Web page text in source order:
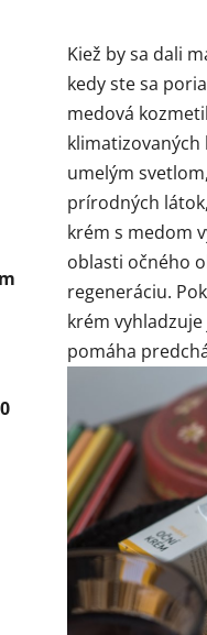
Kiež by sa dali
kedy ste sa
medová
klimatizovaných
umelým
prírodných
krém s medom
oblasti očného
regeneráciu.
krém
pomáha